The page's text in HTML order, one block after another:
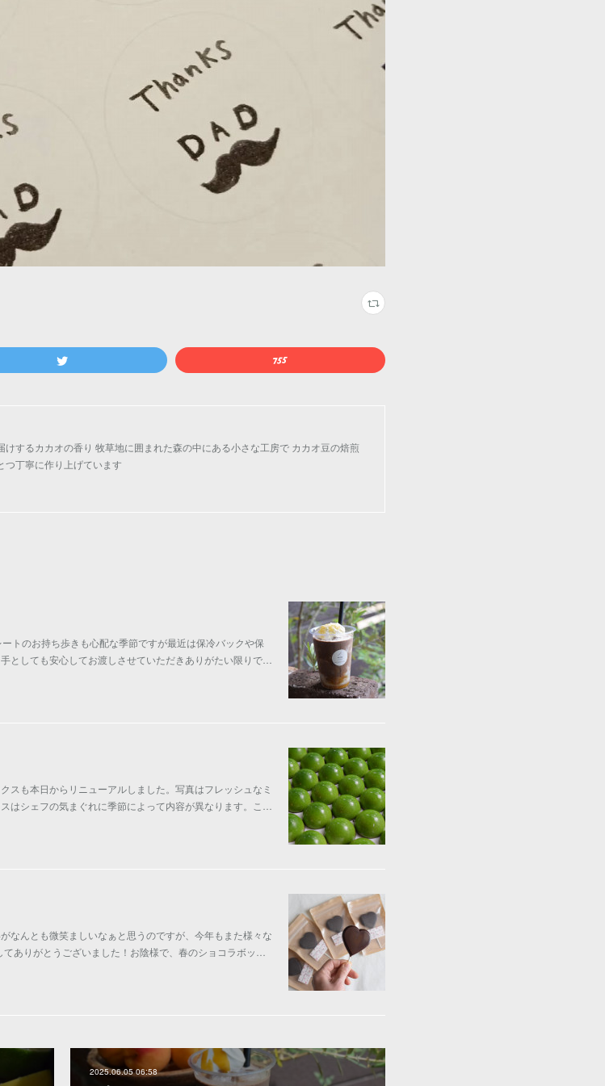
するカカオの香り 牧草地に囲まれた森の中にある小さな工房で カカオ豆の焙煎
つ丁寧に作り上げています
トのお持ち歩きも心配な季節ですが最近は保冷バックや保
としても安心してお渡しさせていただきありがたい限りで…
スも本日からリニューアルしました。写真はフレッシュなミ
はシェフの気まぐれに季節によって内容が異なります。こ…
なんとも微笑ましいなぁと思うのですが、今年もまた様々な
ありがとうございました！お陰様で、春のショコラボッ…
2025.06.05 06:58